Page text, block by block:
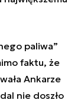
paliwa”
faktu, że
Ankarze
nie doszło